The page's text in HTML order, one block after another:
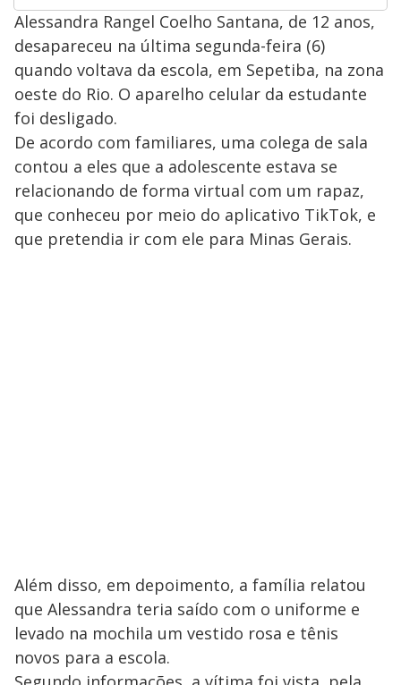
Alessandra Rangel Coelho Santana, de 12 anos,
desapareceu na última segunda-feira (6)
quando voltava da escola, em Sepetiba, na zona
oeste do Rio. O aparelho celular da estudante
foi desligado.
De acordo com familiares, uma colega de sala
contou a eles que a adolescente estava se
relacionando de forma virtual com um rapaz,
que conheceu por meio do aplicativo TikTok, e
que pretendia ir com ele para Minas Gerais.
Além disso, em depoimento, a família relatou
que Alessandra teria saído com o uniforme e
levado na mochila um vestido rosa e tênis
novos para a escola.